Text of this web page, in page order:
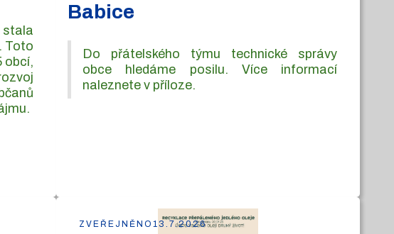
Toto
obcí,
Babice
Do přátelského týmu technické správy
obce hledáme posilu. Více informací
naleznete v příloze.
ZVEŘEJNĚNO13.7.2026